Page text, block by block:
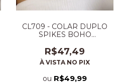
CL709 - COLAR DUPLO
SPIKES BOHO
R$47,49
À VISTA NO PIX
ou R$49,99